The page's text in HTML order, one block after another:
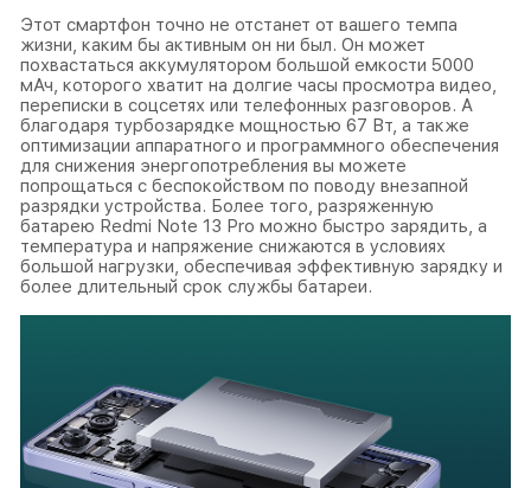
Этот смартфон точно не отстанет от вашего темпа
жизни, каким бы активным он ни был. Он может
похвастаться аккумулятором большой емкости 5000
мАч, которого хватит на долгие часы просмотра видео,
переписки в соцсетях или телефонных разговоров. А
благодаря турбозарядке мощностью 67 Вт, а также
оптимизации аппаратного и программного обеспечения
для снижения энергопотребления вы можете
попрощаться с беспокойством по поводу внезапной
разрядки устройства. Более того, разряженную
батарею Redmi Note 13 Pro можно быстро зарядить, а
температура и напряжение снижаются в условиях
большой нагрузки, обеспечивая эффективную зарядку и
более длительный срок службы батареи.